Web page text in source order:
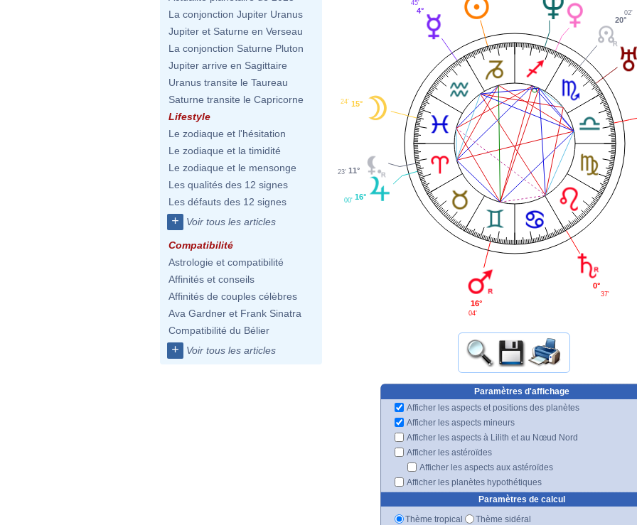
La conjonction Jupiter Uranus
Jupiter et Saturne en Verseau
La conjonction Saturne Pluton
Jupiter arrive en Sagittaire
Uranus transite le Taureau
Saturne transite le Capricorne
Lifestyle
Le zodiaque et l'hésitation
Le zodiaque et la timidité
Le zodiaque et le mensonge
Les qualités des 12 signes
Les défauts des 12 signes
+ Voir tous les articles
Compatibilité
Astrologie et compatibilité
Affinités et conseils
Affinités de couples célèbres
Ava Gardner et Frank Sinatra
Compatibilité du Bélier
+ Voir tous les articles
20°
02'
4°
45'
15°
24'
11°
23'
16°
00'
16°
04'
0°
37'
Paramètres d'affichage
Afficher les aspects et positions des planètes
Afficher les aspects mineurs
Afficher les aspects à Lilith et au Nœud Nord
Afficher les astéroïdes
Afficher les aspects aux astéroïdes
Afficher les planètes hypothétiques
Paramètres de calcul
Thème tropical
Thème sidéral